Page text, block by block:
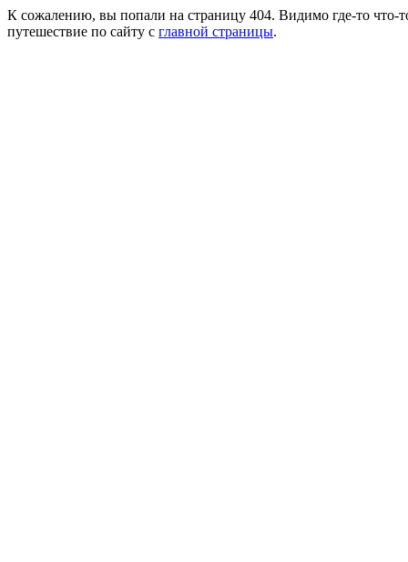
К сожалению, вы попали на страницу 404. Видимо где-то что-
путешествие по сайту с главной страницы.